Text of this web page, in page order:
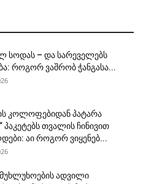
სოდას – და სარეველებს
როგორ ვაშრობ ჭანგასა...
კოლოფებიდან პატარა
პაკეტებს თვალის ჩინივით
აი როგორ ვიყენებ...
ადვილი